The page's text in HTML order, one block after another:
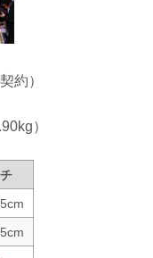
約）
）